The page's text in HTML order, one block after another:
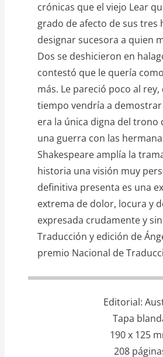
crónicas que el viejo Lear
grado de afecto de sus tres
designar sucesora a quien
Dos se deshicieron en
contestó que le quería
más. Le pareció poco al rey,
tiempo vendría a
era la única digna del trono
una guerra con las
Shakespeare amplía la
historia una visión muy
definitiva presenta es una
extrema de dolor, locura y
expresada crudamente y
Traducción y edición de
premio Nacional de
Editorial
Tapa
190 x 125
208